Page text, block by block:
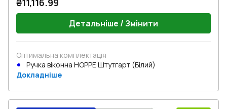
₴11,116.99
Детальніше / Змінити
Оптимальна комплектація
Ручка віконна HOPPE Штутгарт (Білий)
Докладніше